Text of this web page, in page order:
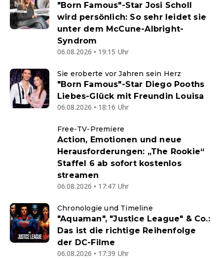
"Born Famous"-Star Josi Scholl
wird persönlich: So sehr leidet sie
unter dem McCune-Albright-
Syndrom
06.08.2026 • 19:15 Uhr
Sie eroberte vor Jahren sein Herz
"Born Famous"-Star Diego Pooths
Liebes-Glück mit Freundin Louisa
06.08.2026 • 18:16 Uhr
Free-TV-Premiere
Action, Emotionen und neue
Herausforderungen: „The Rookie“
Staffel 6 ab sofort kostenlos
streamen
06.08.2026 • 17:47 Uhr
Chronologie und Timeline
"Aquaman", "Justice League" & Co.:
Das ist die richtige Reihenfolge
der DC-Filme
06.08.2026 • 17:39 Uhr